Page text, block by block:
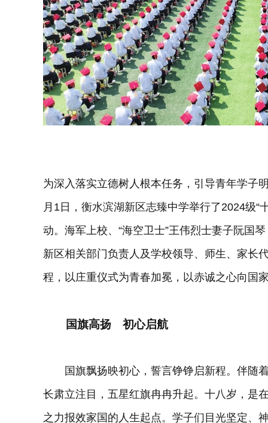
为深入落实立德树人根本任务，引导青年学子
月1日，衡水滨湖新区志臻中学举行了2024级“
动。海军上校、“海空卫士”王伟烈士妻子阮国
新区相关部门负责人及学校领导、师生、家长
程，以庄重仪式为青春加冕，以赤诚之心向国
国旗高扬 初心启航
国旗飘扬映初心，誓言铮铮启新程。伴随
长肃立注目，五星红旗冉冉升起。十八岁，是
之力报效家国的人生起点。学子们目光坚定、